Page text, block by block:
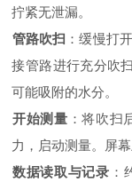
拧紧无泄漏。
管路吹扫 ：缓慢打
接管路进行充分吹
可能吸附的水分。
开始测量 ：将吹扫
力，启动测量。屏
数据读取与记录 ：